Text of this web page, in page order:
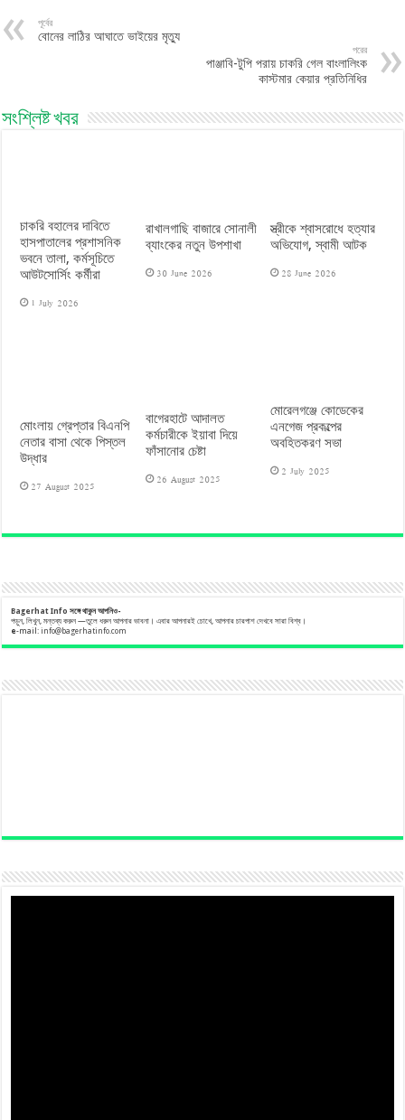
পূর্বের
বোনের লাঠির আঘাতে ভাইয়ের মৃত্যু
পরের
পাঞ্জাবি-টুপি পরায় চাকরি গেল বাংলালিংক
কাস্টমার কেয়ার প্রতিনিধির
সংশ্লিষ্ট খবর
চাকরি বহালের দাবিতে
হাসপাতালের প্রশাসনিক
ভবনে তালা, কর্মসূচিতে
আউটসোর্সিং কর্মীরা
1 July 2026
রাখালগাছি বাজারে সোনালী
ব্যাংকের নতুন উপশাখা
30 June 2026
স্ত্রীকে শ্বাসরোধে হত্যার
অভিযোগ, স্বামী আটক
28 June 2026
মোংলায় গ্রেপ্তার বিএনপি
নেতার বাসা থেকে পিস্তল
উদ্ধার
27 August 2025
বাগেরহাটে আদালত
কর্মচারীকে ইয়াবা দিয়ে
ফাঁসানোর চেষ্টা
26 August 2025
মোরেলগঞ্জে কোডেকের
এনগেজ প্রকল্পের
অবহিতকরণ সভা
2 July 2025
Bagerhat Info সঙ্গেথাকুনআপনিও-
পড়ুন, লিখুন, মন্তব্য করুন —তুলে ধরুন আপনার ভাবনা। এবার আপনারই চোখে, আপনার চারপাশ দেখবে সারা বিশ্ব।
e-mail:info@bagerhatinfo.com